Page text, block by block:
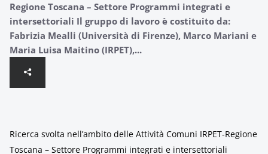
Regione Toscana – Settore Programmi integrati e
intersettoriali Il gruppo di lavoro è costituito da:
Fabrizia Mealli (Università di Firenze), Marco Mariani e
Maria Luisa Maitino (IRPET),...
Ricerca svolta nell’ambito delle Attività Comuni IRPET-Regione
Toscana – Settore Programmi integrati e intersettoriali